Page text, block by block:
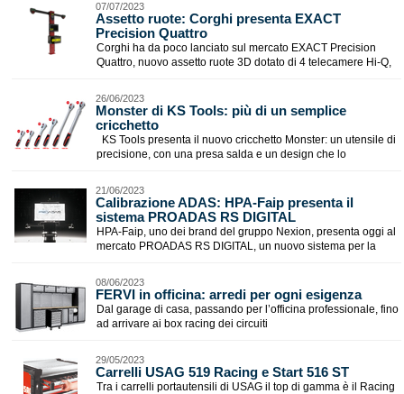
07/07/2023
Assetto ruote: Corghi presenta EXACT
Precision Quattro
Corghi ha da poco lanciato sul mercato EXACT Precision
Quattro, nuovo assetto ruote 3D dotato di 4 telecamere Hi-Q,
26/06/2023
Monster di KS Tools: più di un semplice
cricchetto
KS Tools presenta il nuovo cricchetto Monster: un utensile di
precisione, con una presa salda e un design che lo
21/06/2023
Calibrazione ADAS: HPA-Faip presenta il
sistema PROADAS RS DIGITAL
HPA-Faip, uno dei brand del gruppo Nexion, presenta oggi al
mercato PROADAS RS DIGITAL, un nuovo sistema per la
08/06/2023
​FERVI in officina: arredi per ogni esigenza
Dal garage di casa, passando per l’officina professionale, fino
ad arrivare ai box racing dei circuiti
29/05/2023
​Carrelli USAG 519 Racing e Start 516 ST
Tra i carrelli portautensili di USAG il top di gamma è il Racing